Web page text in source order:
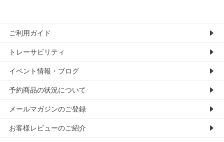
ご利用ガイド
トレーサビリティ
イベント情報・ブログ
予約商品の状況について
メールマガジンのご登録
お客様レビューのご紹介